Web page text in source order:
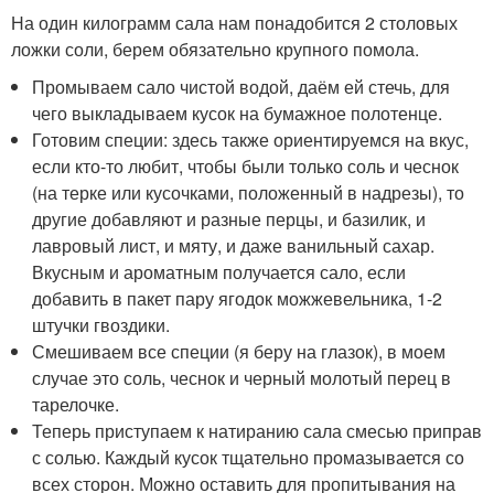
На один килограмм сала нам понадобится 2 столовых
ложки соли, берем обязательно крупного помола.
Промываем сало чистой водой, даём ей стечь, для
чего выкладываем кусок на бумажное полотенце.
Готовим специи: здесь также ориентируемся на вкус,
если кто-то любит, чтобы были только соль и чеснок
(на терке или кусочками, положенный в надрезы), то
другие добавляют и разные перцы, и базилик, и
лавровый лист, и мяту, и даже ванильный сахар.
Вкусным и ароматным получается сало, если
добавить в пакет пару ягодок можжевельника, 1-2
штучки гвоздики.
Смешиваем все специи (я беру на глазок), в моем
случае это соль, чеснок и черный молотый перец в
тарелочке.
Теперь приступаем к натиранию сала смесью приправ
с солью. Каждый кусок тщательно промазывается со
всех сторон. Можно оставить для пропитывания на